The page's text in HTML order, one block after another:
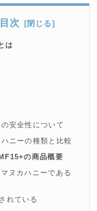
次
は
安全性について
ニーの種類と比較
の商品概要
ヌカハニーである
れている